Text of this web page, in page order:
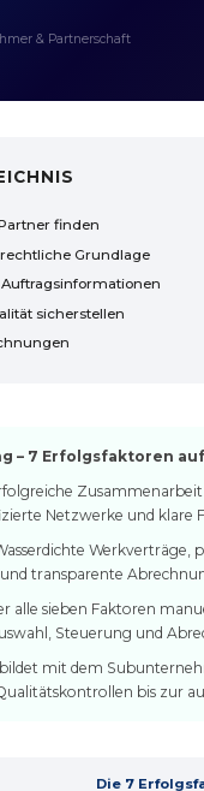
& Partnerschaft
finden
Grundlage
sicherstellen
– 7 Erfolgsfaktoren
Netzwerke und klare
Werkverträge,
transparente
alle sieben Faktoren
Steuerung und
bildet mit dem
bis zur
Die 7